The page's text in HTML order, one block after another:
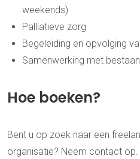
weekends)
Palliatieve zorg
Begeleiding en opvolging
Samenwerking met
Hoe boeken?
Bent u op zoek naar een
organisatie? Neem contact op.